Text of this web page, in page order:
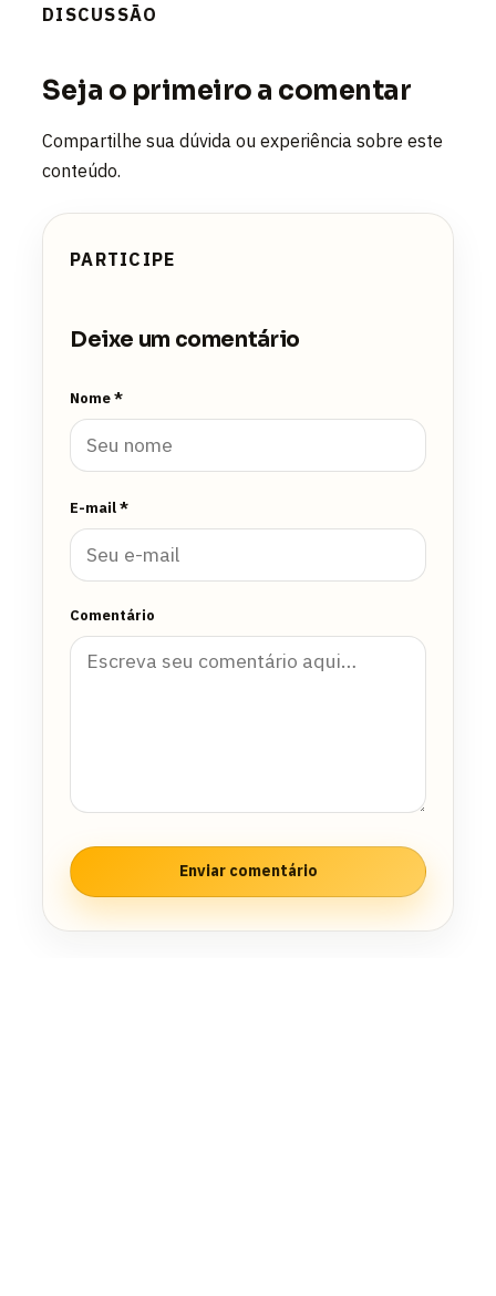
DISCUSSÃO
Seja o primeiro a comentar
Compartilhe sua dúvida ou experiência sobre este
conteúdo.
PARTICIPE
Deixe um comentário
Nome *
E-mail *
Comentário